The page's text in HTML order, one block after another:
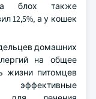
блох также
12,5%, а у кошек
домашних
на общее
жизни питомцев